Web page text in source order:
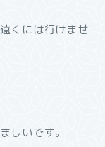
くには行けませ
しいです。